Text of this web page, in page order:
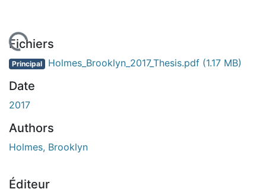
En cours de chargement...
Fichiers
Principal Holmes_Brooklyn_2017_Thesis.pdf (1.17 MB)
Date
2017
Authors
Holmes, Brooklyn
Éditeur